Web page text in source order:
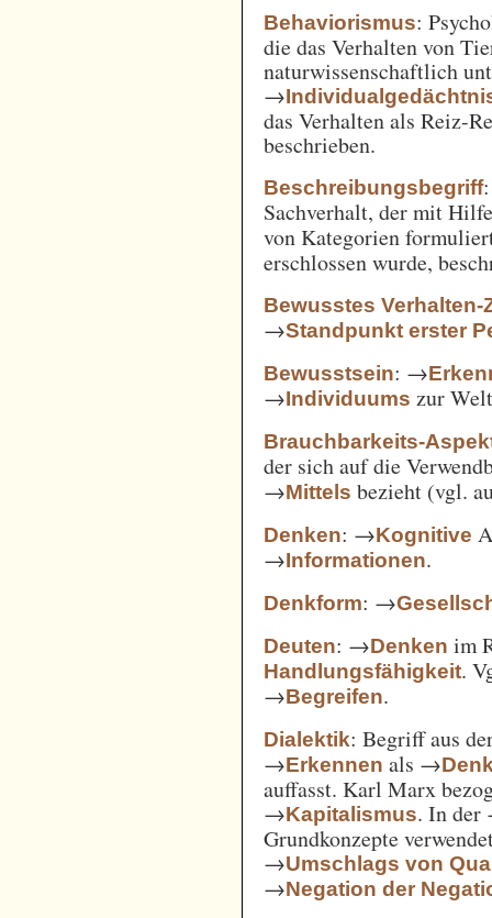
Behaviorismus:
die das Verhalten von
naturwissenschaftlich
→
das Verhalten als Reiz-
beschrieben.
Beschreibungsbegriff
Sachverhalt, der mit
von Kategorien
erschlossen wurde,
Bewusstes Verhalten-
→Standpunkt erster
Bewusstsein: →
→Individuums zur
Brauchbarkeits-
der sich auf die
→Mittels bezieht (vgl.
Denken: →Kognitive
→Informationen.
Denkform: →
Deuten: →Denken im
Handlungsfähigkeit.
→Begreifen.
Dialektik: Begriff aus
→Erkennen als →
auffasst. Karl Marx
→Kapitalismus. In
Grundkonzepte
→Umschlags von
→Negation der